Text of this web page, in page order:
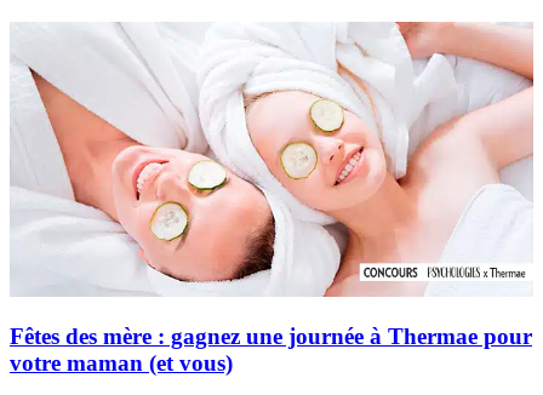
Fêtes des mère : gagnez une journée à Thermae pour
votre maman (et vous)